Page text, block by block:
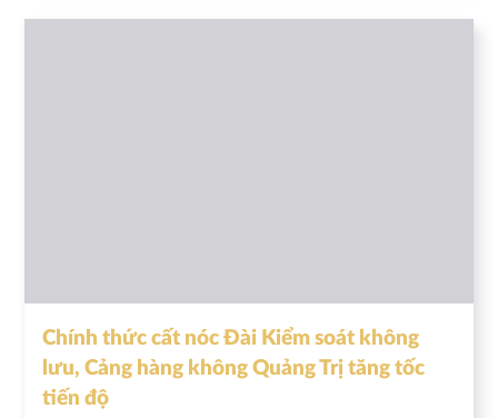
Chính thức cất nóc Đài Kiểm soát không
lưu, Cảng hàng không Quảng Trị tăng tốc
tiến độ